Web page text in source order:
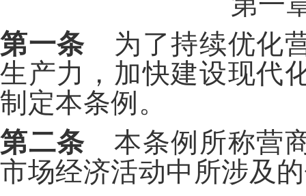
第一条 为了持续优化
生产力，加快建设现代
制定本条例。
第二条 本条例所称营
市场经济活动中所涉及